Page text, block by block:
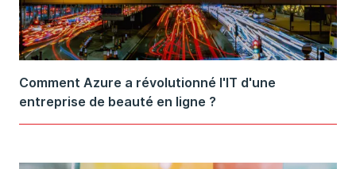
Comment Azure a révolutionné l'IT d'une
entreprise de beauté en ligne ?